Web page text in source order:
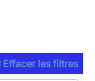
Effacer les filtres